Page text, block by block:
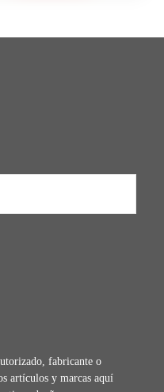
fabricante o
artículos y marcas aquí